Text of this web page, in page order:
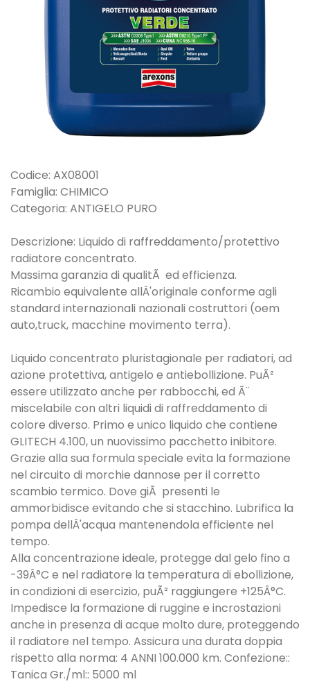
Codice: AX08001
Famiglia: CHIMICO
Categoria: ANTIGELO PURO
Descrizione: Liquido di raffreddamento/protettivo
radiatore concentrato.
Massima garanzia di qualitÃ ed efficienza.
Ricambio equivalente allÂ'originale conforme agli
standard internazionali nazionali costruttori (oem
auto,truck, macchine movimento terra).
Liquido concentrato pluristagionale per radiatori, ad
azione protettiva, antigelo e antiebollizione. PuÃ²
essere utilizzato anche per rabbocchi, ed Ã¨
miscelabile con altri liquidi di raffreddamento di
colore diverso. Primo e unico liquido che contiene
GLITECH 4.100, un nuovissimo pacchetto inibitore.
Grazie alla sua formula speciale evita la formazione
nel circuito di morchie dannose per il corretto
scambio termico. Dove giÃ presenti le
ammorbidisce evitando che si stacchino. Lubrifica la
pompa dellÂ'acqua mantenendola efficiente nel
tempo.
Alla concentrazione ideale, protegge dal gelo fino a
-39Â°C e nel radiatore la temperatura di ebollizione,
in condizioni di esercizio, puÃ² raggiungere +125Â°C.
Impedisce la formazione di ruggine e incrostazioni
anche in presenza di acque molto dure, proteggendo
il radiatore nel tempo. Assicura una durata doppia
rispetto alla norma: 4 ANNI 100.000 km. Confezione::
Tanica Gr./ml:: 5000 ml